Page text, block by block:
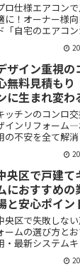
ロ仕様エアコン
に！オーナー様
「自宅のエアコ
た」「そろそろ古
いけれど、どこに
らない」「プロ
ものとどう違う
ザイン重視
無料見積もり
に生まれ変わ
ッチンのコンロ
インリフォーム
の不安を全て解
が古くなってきて
い」と感じていま
や費用、施工の
踏み切れない…そ
央区で戸建て
におすすめの
と安心ポイン
央区で失敗しな
ームの選び方と
・最新システム
完全ガイド第1位
都23区全域得意分